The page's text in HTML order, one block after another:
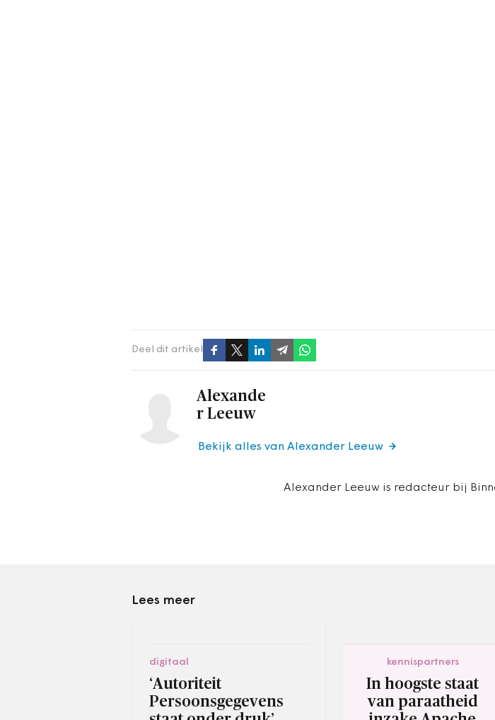
Deel dit artikel
Alexande
r Leeuw
Alexander Leeuw is redacteur bij
Bekijk alles van Alexander Leeuw
Lees meer
digitaal
‘Autoriteit
Persoonsgegevens
kennispartners
In hoogste staat
van paraatheid